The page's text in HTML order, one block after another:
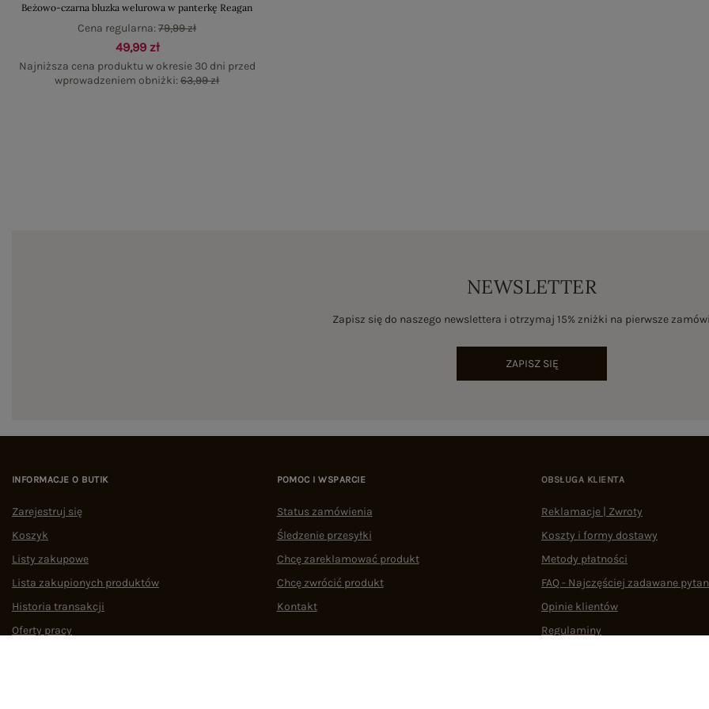
Beżowo-czarna bluzka welurowa w panterkę Reagan
49,99 zł
Najniższa cena produktu w okresie 30 dni przed
wprowadzeniem obniżki:63,99 zł
Cena regularna:79,99 zł
NEWSLETTER
Zapisz się do naszego newslettera i otrzymaj 15% zniżki na pierwsze
ZAPISZ SIĘ
INFORMACJE O BUTIK
Zarejestruj się
Koszyk
Listy zakupowe
Lista zakupionych produktów
Historia transakcji
Oferty pracy
POMOC I WSPARCIE
Status zamówienia
Śledzenie przesyłki
Chcę zareklamować produkt
Chcę zwrócić produkt
Kontakt
OBSŁUGA KLIENTA
Reklamacje | Zwroty
Koszty i formy dostawy
Metody płatności
FAQ - Najczęściej zadawane
Opinie klientów
Regulaminy